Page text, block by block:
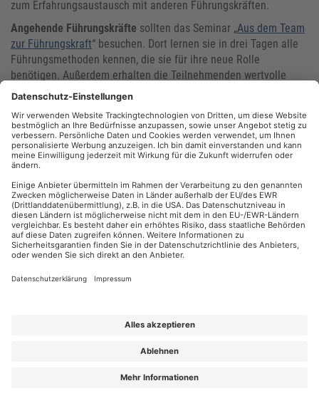
zum Erfahrungsaustausch mit anderen Führungskräften.
Angehende Führungskräfte sollten das Seminar „Aus dem Team
zur Führungskraft“ besuchen. Dort lernen sie in drei Tagen alle
Führungsmethoden kennen, die sie für ihre neue Rolle
benötigen. Außerdem erhalten die Teilnehmenden wertvolle
Expertentipps von der Seminarleitung.
Bereits erfahrene Führungskräftekönnen sich in der Online-
Kurz-Schulung „Hybride Führung – Tipps & Tricks“ darüber
informieren, wie sie ihre Teams im Homeoffice und mobilen
Arbeiten erfolgreich voranbringen.
Bei der Führung eines Teams, aber auch ohne Führungsaufgabe,
müssen Beschäftigte verschiedene Aufgaben bearbeiten und
überwachen. Dabei können entsprechende
Zeitmanagementmethodenenorme Hilfe bieten. Welche
Methoden sich besonders eignen, erfahren Mitarbeitende im E-
Learning „Zeitmanagement-Methoden: ABC, ALPEN, Eisenhower,
Pareto“.
Falls Sie lieber selbst bestimmen, welche Punkte Ihre
Inhouse-Schulungen für Führungskräfte
Teilnehmenden bietet sich eine solch individuelle Schulung an.